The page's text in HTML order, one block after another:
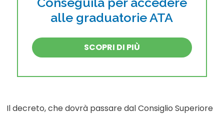
alle graduatorie ATA
SCOPRI DI PIÙ
Il decreto, che dovrà passare dal Consiglio Superiore